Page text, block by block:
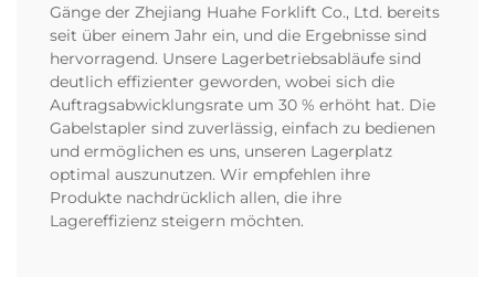
Gänge der Zhejiang Huahe Forklift Co., Ltd. bereits
seit über einem Jahr ein, und die Ergebnisse sind
hervorragend. Unsere Lagerbetriebsabläufe sind
deutlich effizienter geworden, wobei sich die
Auftragsabwicklungsrate um 30 % erhöht hat. Die
Gabelstapler sind zuverlässig, einfach zu bedienen
und ermöglichen es uns, unseren Lagerplatz
optimal auszunutzen. Wir empfehlen ihre
Produkte nachdrücklich allen, die ihre
Lagereffizienz steigern möchten.